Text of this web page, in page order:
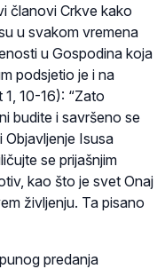
članovi Crkve kako
u svakom vremena
u Gospodina koja
podsjetio je i na
10-16): “Zato
budite i savršeno se
Isusa
se prijašnjim
kao što je svet Onaj
življenju. Ta pisano
predanja